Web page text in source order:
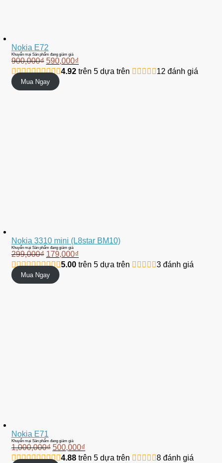
Nokia E72
Khuyến mại Sản phẩm đang giảm giá
900,000₫ 590,000₫
4.92 trên 5 dựa trên 12 đánh giá
Mua Ngay
Nokia 3310 mini (L8star BM10)
Khuyến mại Sản phẩm đang giảm giá
299,000₫ 179,000₫
5.00 trên 5 dựa trên 3 đánh giá
Mua Ngay
Nokia E71
Khuyến mại Sản phẩm đang giảm giá
1,000,000₫ 500,000₫
4.88 trên 5 dựa trên 8 đánh giá